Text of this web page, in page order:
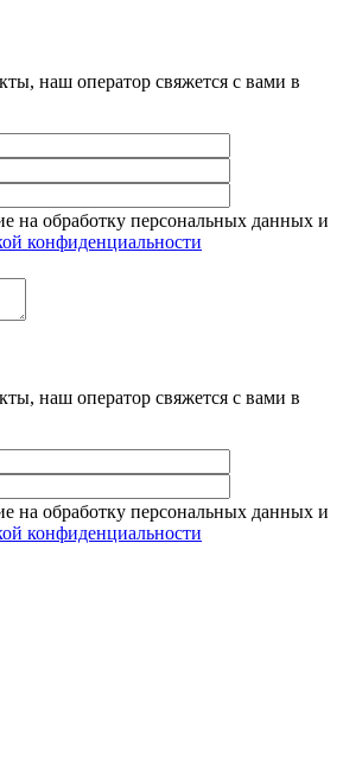
наш оператор свяжется с вами в
на обработку персональных данных и
конфиденциальности
наш оператор свяжется с вами в
на обработку персональных данных и
конфиденциальности